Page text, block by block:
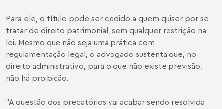
Para ele, o título pode ser cedido a quem quiser por se
tratar de direito patrimonial, sem qualquer restrição na
lei. Mesmo que não seja uma prática com
regulamentação legal, o advogado sustenta que, no
direito administrativo, para o que não existe previsão,
não há proibição.
“A questão dos precatórios vai acabar sendo resolvida